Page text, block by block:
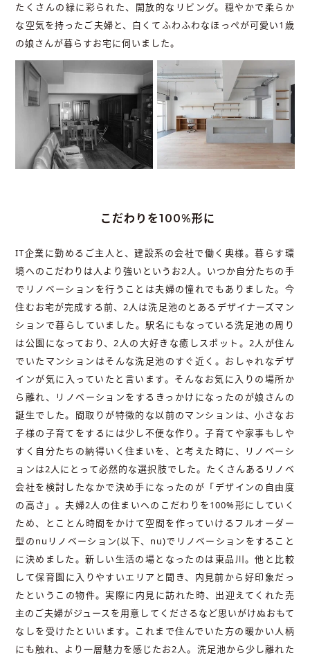
たくさんの緑に彩られた、開放的なリビング。穏やかで柔らか
な空気を持ったご夫婦と、白くてふわふわなほっぺが可愛い1歳
の娘さんが暮らすお宅に伺いました。
こだわりを100%形に
IT企業に勤めるご主人と、建設系の会社で働く奥様。暮らす環
境へのこだわりは人より強いというお2人。いつか自分たちの手
でリノベーションを行うことは夫婦の憧れでもありました。今
住むお宅が完成する前、2人は洗足池のとあるデザイナーズマン
ションで暮らしていました。駅名にもなっている洗足池の周り
は公園になっており、2人の大好きな癒しスポット。2人が住ん
でいたマンションはそんな洗足池のすぐ近く。おしゃれなデザ
インが気に入っていたと言います。そんなお気に入りの場所か
ら離れ、リノベーションをするきっかけになったのが娘さんの
誕生でした。間取りが特徴的な以前のマンションは、小さなお
子様の子育てをするには少し不便な作り。子育てや家事もしや
すく自分たちの納得いく住まいを、と考えた時に、リノベーシ
ョンは2人にとって必然的な選択肢でした。たくさんあるリノベ
会社を検討したなかで決め手になったのが「デザインの自由度
の高さ」。夫婦2人の住まいへのこだわりを100%形にしていく
ため、とことん時間をかけて空間を作っていけるフルオーダー
型のnuリノベーション(以下、nu)でリノベーションをすること
に決めました。新しい生活の場となったのは東品川。他と比較
して保育園に入りやすいエリアと聞き、内見前から好印象だっ
たというこの物件。実際に内見に訪れた時、出迎えてくれた売
主のご夫婦がジュースを用意してくださるなど思いがけぬおもて
なしを受けたといいます。これまで住んでいた方の暖かい人柄
にも触れ、より一層魅力を感じたお2人。洗足池から少し離れた